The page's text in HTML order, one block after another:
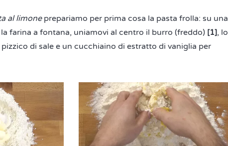
al limoneprepariamo per prima cosa la pasta frolla: su una
farina a fontana, uniamovi al centro il burro (freddo) [1], lo
di sale e un cucchiaino di estratto di vaniglia per